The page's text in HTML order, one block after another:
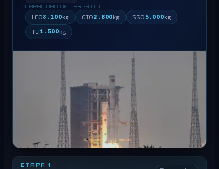
CAPACIDAD DE CARGA ÚTIL
LEO8.100kg GTO2.800kg SSO5.000kg
TLI1.500kg
ETAPA 1